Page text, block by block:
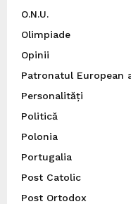
O.N.U.
Olimpiade
Opinii
Patronatul European
Personalități
Politică
Polonia
Portugalia
Post Catolic
Post Ortodox